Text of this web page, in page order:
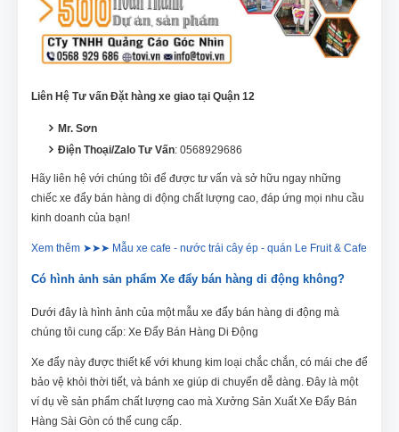
Liên Hệ Tư vấn Đặt hàng xe giao tại Quận 12
Mr. Sơn
Điện Thoại/Zalo Tư Vấn: 0568929686
Hãy liên hệ với chúng tôi để được tư vấn và sở hữu ngay những
chiếc xe đẩy bán hàng di động chất lượng cao, đáp ứng mọi nhu cầu
kinh doanh của bạn!
Xem thêm ➤➤➤ Mẫu xe cafe - nước trái cây ép - quán Le Fruit & Cafe
Có hình ảnh sản phẩm Xe đẩy bán hàng di động không?
Dưới đây là hình ảnh của một mẫu xe đẩy bán hàng di động mà
chúng tôi cung cấp: Xe Đẩy Bán Hàng Di Động
Xe đẩy này được thiết kế với khung kim loại chắc chắn, có mái che để
bảo vệ khỏi thời tiết, và bánh xe giúp di chuyển dễ dàng. Đây là một
ví dụ về sản phẩm chất lượng cao mà Xưởng Sản Xuất Xe Đẩy Bán
Hàng Sài Gòn có thể cung cấp.